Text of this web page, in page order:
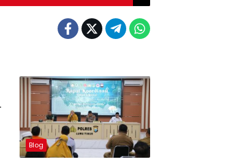
Blog